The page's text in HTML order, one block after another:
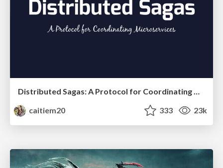
Distributed Sagas: A Protocol for Coordinating Microservices
caitiem20
333 23k